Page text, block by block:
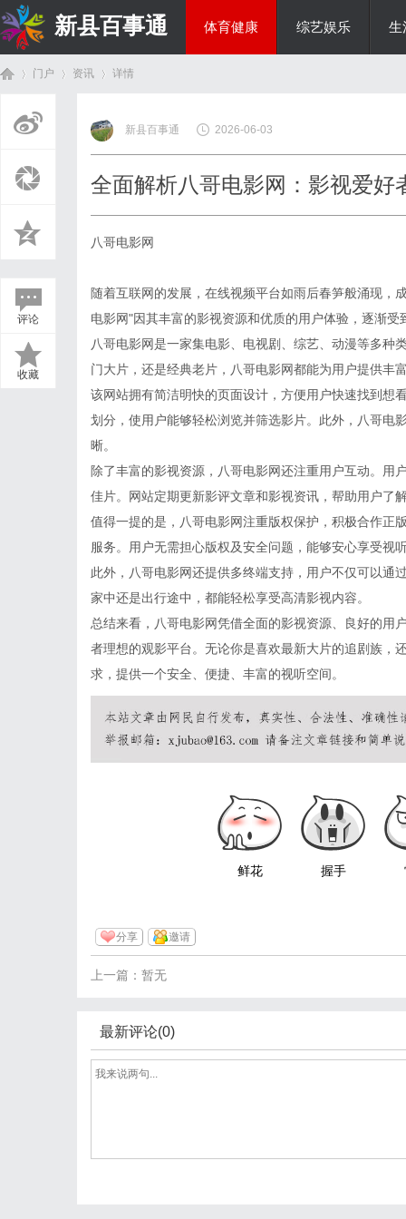
新县百事通 体育健康 综艺娱乐 生
门户 资讯
›
详情
评论
收藏
新县百事通 2026-06-03
全面解析八哥电影网：影视爱好
八哥电影网
随着互联网的发展，在线视频平台如雨后春笋般涌现，
电影网"因其丰富的影视资源和优质的用户体验，逐渐受
八哥电影网是一家集电影、电视剧、综艺、动漫等多种
门大片，还是经典老片，八哥电影网都能为用户提供丰
该网站拥有简洁明快的页面设计，方便用户快速找到想
划分，使用户能够轻松浏览并筛选影片。此外，八哥电
晰。
除了丰富的影视资源，八哥电影网还注重用户互动。用
佳片。网站定期更新影评文章和影视资讯，帮助用户了
值得一提的是，八哥电影网注重版权保护，积极合作正
服务。用户无需担心版权及安全问题，能够安心享受视
此外，八哥电影网还提供多终端支持，用户不仅可以通
家中还是出行途中，都能轻松享受高清影视内容。
总结来看，八哥电影网凭借全面的影视资源、良好的用
者理想的观影平台。无论你是喜欢最新大片的追剧族，
求，提供一个安全、便捷、丰富的视听空间。
鲜花 握手
分享 邀请
上一篇：暂无
最新评论(0)